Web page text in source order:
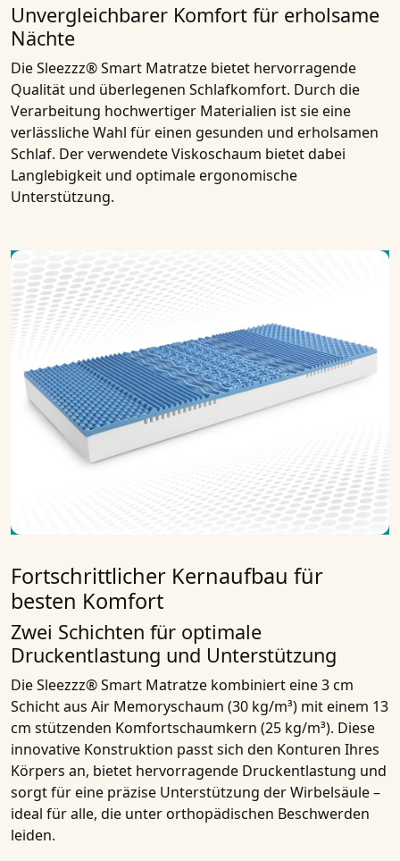
Unvergleichbarer Komfort für erholsame
Nächte
Die Sleezzz® Smart Matratze bietet hervorragende
Qualität und überlegenen Schlafkomfort. Durch die
Verarbeitung hochwertiger Materialien ist sie eine
verlässliche Wahl für einen gesunden und erholsamen
Schlaf. Der verwendete Viskoschaum bietet dabei
Langlebigkeit und optimale ergonomische
Unterstützung.
Fortschrittlicher Kernaufbau für
besten Komfort
Zwei Schichten für optimale
Druckentlastung und Unterstützung
Die Sleezzz® Smart Matratze kombiniert eine 3 cm
Schicht aus Air Memoryschaum (30 kg/m³) mit einem 13
cm stützenden Komfortschaumkern (25 kg/m³). Diese
innovative Konstruktion passt sich den Konturen Ihres
Körpers an, bietet hervorragende Druckentlastung und
sorgt für eine präzise Unterstützung der Wirbelsäule –
ideal für alle, die unter orthopädischen Beschwerden
leiden.